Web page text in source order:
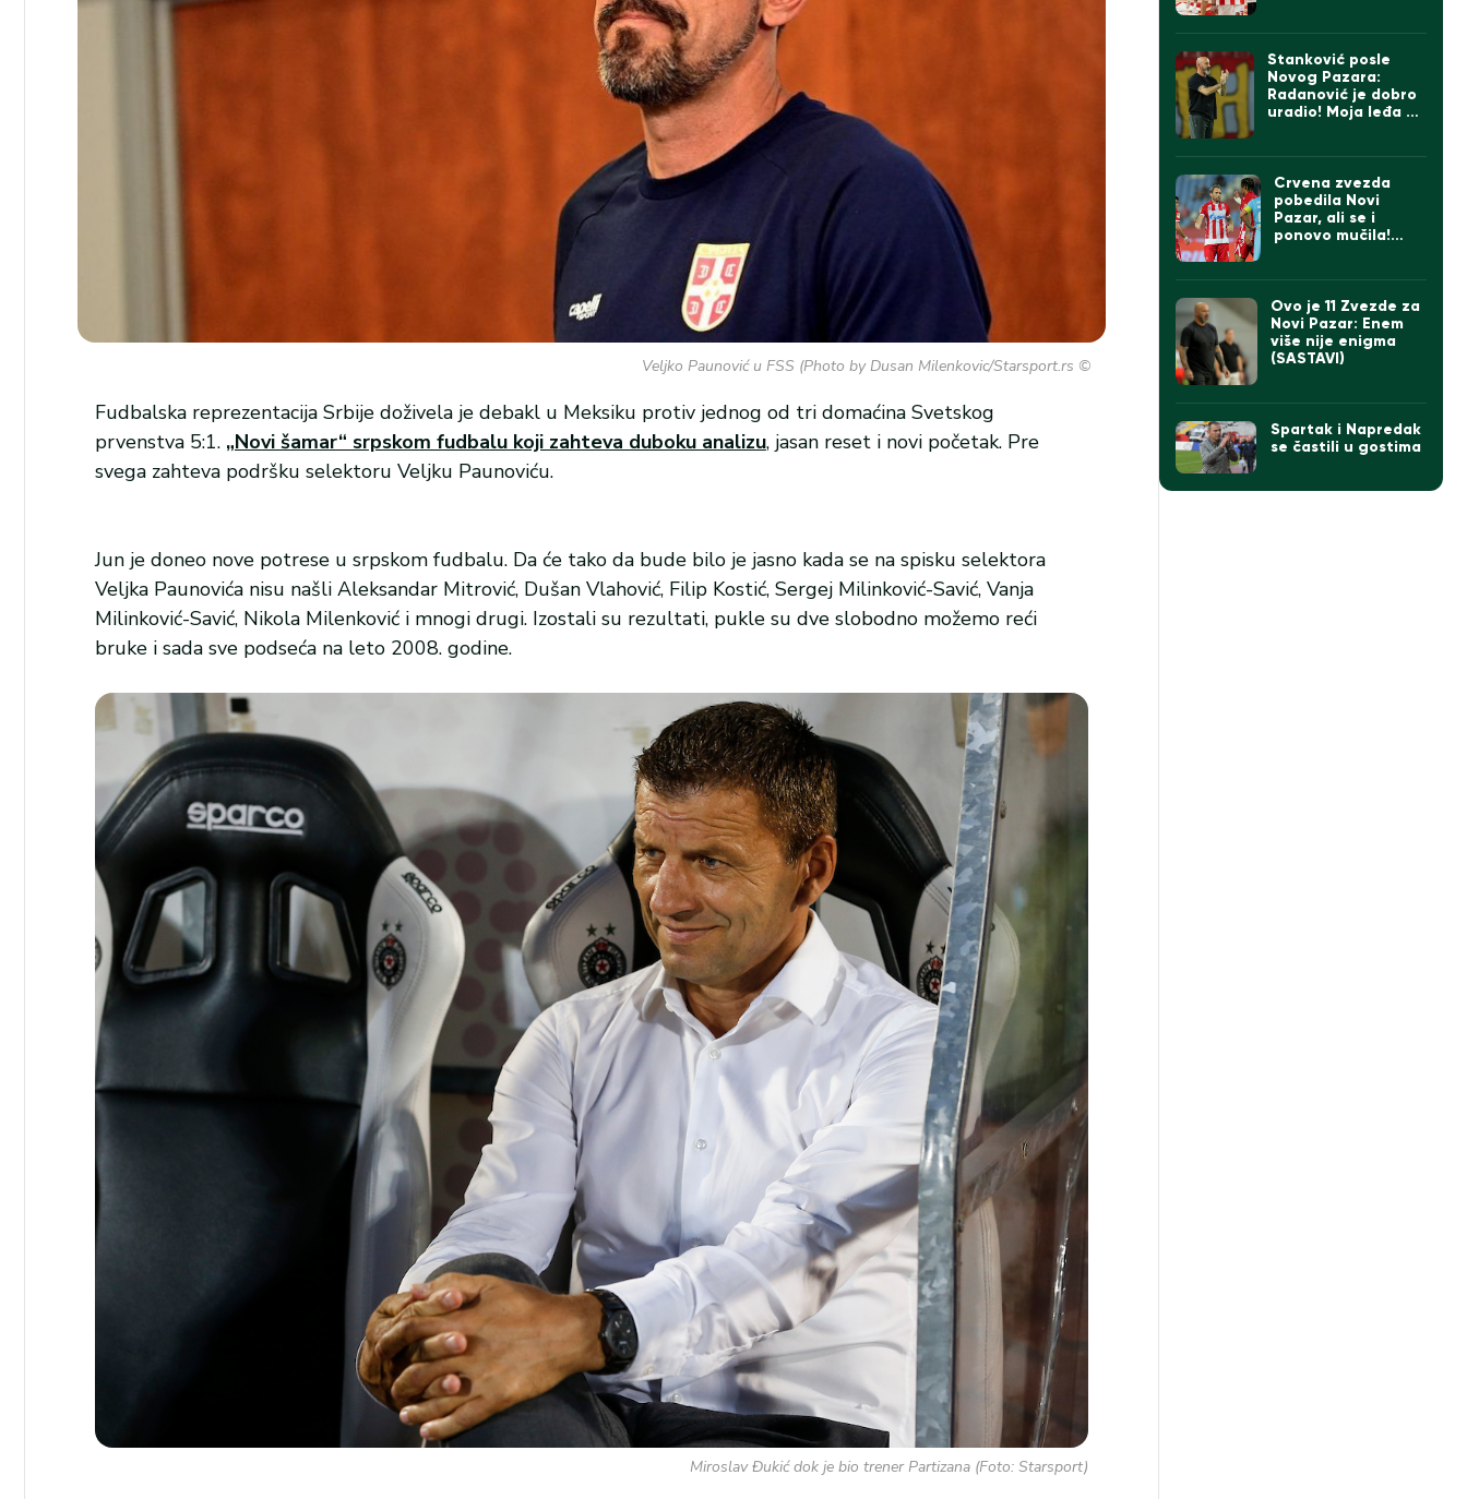
Veljko Paunović u FSS (Photo by Dusan Milenkovic/Starsport.rs ©
Fudbalska reprezentacija Srbije doživela je debakl u Meksiku protiv jednog od tri domaćina Svetskog
prvenstva 5:1. „Novi šamar“ srpskom fudbalu koji zahteva duboku analizu, jasan reset i novi početak. Pre
svega zahteva podršku selektoru Veljku Paunoviću.
Jun je doneo nove potrese u srpskom fudbalu. Da će tako da bude bilo je jasno kada se na spisku selektora
Veljka Paunovića nisu našli Aleksandar Mitrović, Dušan Vlahović, Filip Kostić, Sergej Milinković-Savić, Vanja
Milinković-Savić, Nikola Milenković i mnogi drugi. Izostali su rezultati, pukle su dve slobodno možemo reći
bruke i sada sve podseća na leto 2008. godine.
Miroslav Đukić dok je bio trener Partizana (Foto: Starsport)
Stanković posle
Novog Pazara:
Radanović je dobro
uradio! Moja leđa su
Crvena zvezda
pobedila Novi
Pazar, ali se i
ponovo mučila!
Ovo je 11 Zvezde za
Novi Pazar: Enem
više nije enigma
(SASTAVI)
Spartak i Napredak
se častili u gostima